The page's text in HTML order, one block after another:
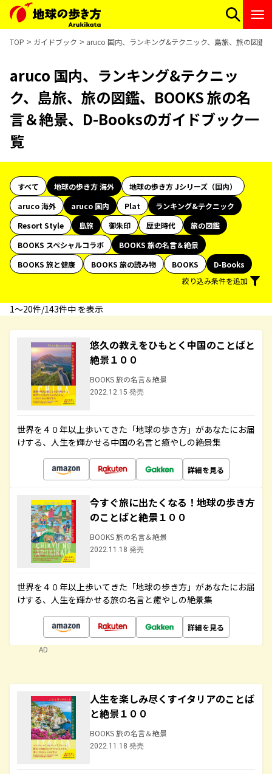
TOP ガイドブック aruco 国内、ランキング&テクニック、島旅、旅の図鑑
aruco 国内、ランキング&テクニッ
ク、島旅、旅の図鑑、BOOKS 旅の名
言＆絶景、D-Booksのガイドブック一
覧
すべて 地球の歩き方 海外
地球の歩き方 Jシリーズ（国内）
aruco 海外
aruco 国内 Plat
ランキング&テクニック
Resort Style
島旅 御朱印 歴史時代
旅の図鑑
BOOKS スペシャルコラボ
BOOKS 旅の名言＆絶景
BOOKS 旅と健康
BOOKS 旅の読み物 BOOKS
D-Books
絞り込み条件を追加
1〜20件/143件中 を表示
悠久の教えをひもとく中国のことばと
絶景１００
BOOKS 旅の名言＆絶景
2022.12.15 発売
世界を４０年以上歩いてきた「地球の歩き方」があなたにお届
けする、人生を輝かせる中国の名言と癒やしの絶景集
詳細を見る
今すぐ旅に出たくなる！地球の歩き方
のことばと絶景１００
BOOKS 旅の名言＆絶景
2022.11.18 発売
世界を４０年以上歩いてきた「地球の歩き方」があなたにお届
けする、人生を輝かせる旅の名言と癒やしの絶景集
詳細を見る
AD
人生を楽しみ尽くすイタリアのことば
と絶景１００
BOOKS 旅の名言＆絶景
2022.11.18 発売